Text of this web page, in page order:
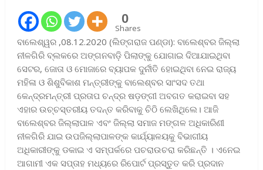
0
Shares
ବାଲେଶ୍ୱର ,08.12.2020 (ଲିଙ୍ଗରାଜ ପଣ୍ଡା): ବାଲେଶ୍ବର ଜିଲ୍ଲା
ନୀଳଗିରି ବ୍ଲକରେ ଅଙ୍ଗନବାଡ଼ି ପିଲାଙ୍କୁ ଯୋଗାଇ ଦିଆଯାଇଥିବା
ସେଟର, ଜୋତା ଓ ମୋଜାରେ ବ୍ୟାପକ ଦୁର୍ନୀତି ହୋଇଥିବା ନେଇ ରାଜ୍ୟ
ମହିଳା ଓ ଶିଶୁବିକାଶ ମନ୍ତ୍ରୀଙ୍କୁ ବାଲେଶ୍ବର ସାଂସଦ ତଥା
କେନ୍ଦ୍ରମନ୍ତ୍ରୀ ପ୍ରତାପ ଚନ୍ଦ୍ର ଷଡ଼ଙ୍ଗୀ ଅବଗତ କରାଇବା ସହ
ଏହାର ଉଚ୍ଚସ୍ତରୀୟ ତଦନ୍ତ କରିବାକୁ ଚିଠି ଲେଖିଥିଲେ। ଆଜି
ବାଲେଶ୍ବର ଜିଲ୍ଲାପାଳ ଏବଂ ଜିଲ୍ଲା ସମାଜ ମଙ୍ଗଳ ଅଧିକାରିଣୀ
ନୀଳଗିରି ଯାଇ ଉପଜିଲ୍ଲାପାଳଙ୍କ କାର୍ଯ୍ୟାଳୟକୁ ବିଭାଗୀୟ
ଅଧିକାରୀଙ୍କୁ ଡକାଇ ଏ ସମ୍ପର୍କରେ ପଚରାଉଚରା କରିଛନ୍ତି । ଏନେଇ
ଆଗାମୀ ଏକ ସପ୍ତାହ ମଧ୍ୟରେ ରିପୋର୍ଟ ପ୍ରସ୍ତୁତ କରି ପ୍ରଦାନ